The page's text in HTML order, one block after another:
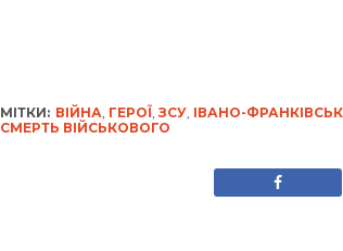
МІТКИ: ВІЙНА, ГЕРОЇ, ЗСУ, ІВАНО-ФРАНКІВСЬК
СМЕРТЬ ВІЙСЬКОВОГО